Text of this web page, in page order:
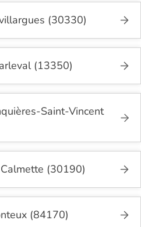
(30330)
(13350)
Saint-Vincent
(30190)
(84170)